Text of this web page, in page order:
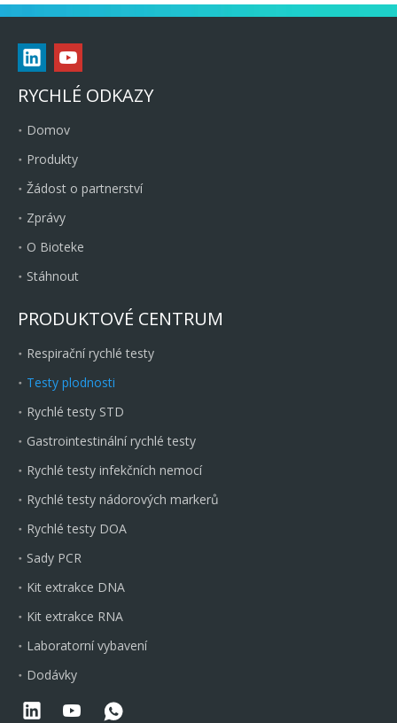
RYCHLÉ ODKAZY
Domov
Produkty
Žádost o partnerství
Zprávy
O Bioteke
Stáhnout
PRODUKTOVÉ CENTRUM
Respirační rychlé testy
Testy plodnosti
Rychlé testy STD
Gastrointestinální rychlé testy
Rychlé testy infekčních nemocí
Rychlé testy nádorových markerů
Rychlé testy DOA
Sady PCR
Kit extrakce DNA
Kit extrakce RNA
Laboratorní vybavení
Dodávky